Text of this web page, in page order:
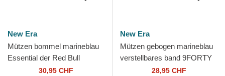
New Era
Mützen bommel marineblau
Essential der Red Bull
Racing Formula 1 von New
30,95 CHF
New Era
Mützen gebogen marineblau
verstellbares band 9FORTY
Outline der New York
28,95 CHF